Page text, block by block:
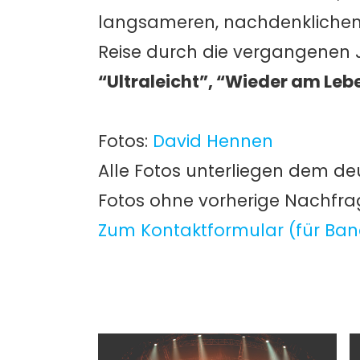
langsameren,
Reise durch die vergangenen
“Ultraleicht”, “Wieder am
Fotos: David Hennen
Alle Fotos unterliegen dem
Fotos ohne vorherige
Zum Kontaktformular (für